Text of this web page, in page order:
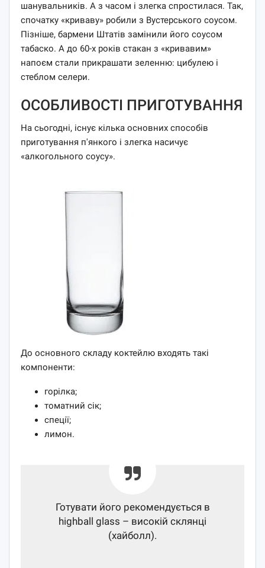
шанувальників. А з часом і злегка спростилася. Так,
спочатку «криваву» робили з Вустерського соусом.
Пізніше, бармени Штатів замінили його соусом
табаско. А до 60-х років стакан з «кривавим»
напоєм стали прикрашати зеленню: цибулею і
стеблом селери.
ОСОБЛИВОСТІ ПРИГОТУВАННЯ
На сьогодні, існує кілька основних способів
приготування п'янкого і злегка насичує
«алкогольного соусу».
До основного складу коктейлю входять такі
компоненти:
горілка;
томатний сік;
спеції;
лимон.
Готувати його рекомендується в
highball glass – високій склянці
(хайболл).